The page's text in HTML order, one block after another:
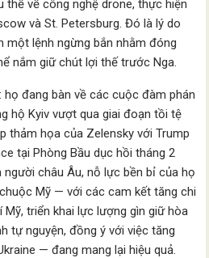
thế về công nghệ drone, thực hiện
và St. Petersburg. Đó là lý do
một lệnh ngừng bắn nhằm đóng
nắm giữ chút lợi thế trước Nga.
đang bàn về các cuộc đàm phán
hộ Kyiv vượt qua giai đoạn tồi tệ
thảm họa của Zelensky với Trump
tại Phòng Bầu dục hồi tháng 2
châu Âu, nỗ lực bền bỉ của họ
Mỹ — với các cam kết tăng chi
Mỹ, triển khai lực lượng gìn giữ hòa
tự nguyện, đồng ý với việc tăng
— đang mang lại hiệu quả.